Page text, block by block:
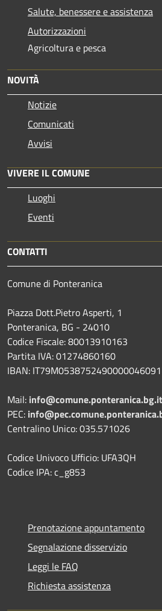
Salute, benessere e assistenza
Autorizzazioni
Agricoltura e pesca
NOVITÀ
Notizie
Comunicati
Avvisi
VIVERE IL COMUNE
Luoghi
Eventi
CONTATTI
Comune di Ponteranica
Piazza Dott.Pietro Asperti, 1
Ponteranica, BG - 24010
Codice Fiscale: 80013910163
Partita IVA: 01274860160
IBAN:
Mail: info@comune.ponteranica.bg.it
PEC:
Centralino Unico: 035.571026
Codice Univoco Ufficio: UFA3QH
Codice IPA: c_g853
Prenotazione appuntamento
Segnalazione disservizio
Leggi le FAQ
Richiesta assistenza